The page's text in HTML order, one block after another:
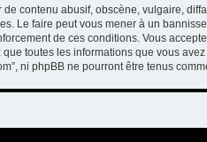
contenu abusif, obscène, vulgaire,
Le faire peut vous mener à un
de ces conditions. Vous
que toutes les informations que vous
ni phpBB ne pourront être tenus